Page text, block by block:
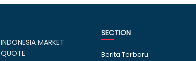
INDONESIA MARKET
QUOTE
SECTION
Berita Terbaru